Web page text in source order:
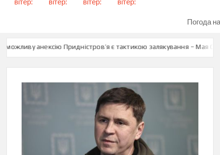
Погода
анексію Придністров’я є тактикою залякування – Мая